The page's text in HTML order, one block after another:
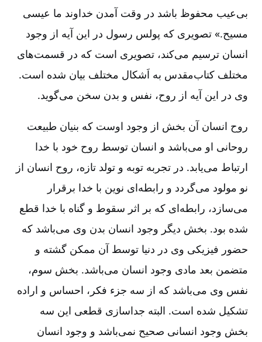
بی‌عیب محفوظ باشد در وقت آمدن خداوند ما عیسی
مسیح‌.» تصویری که پولس رسول در این آیه از وجود
انسان ترسیم می‌کند، تصویری است که در قسمت‌های
مختلف کتاب‌مقدس به اَشکال مختلف بیان شده است‌.
وی در این آیه از روح‌، نفس و بدن سخن می‌گوید.
روح انسان آن بخش از وجود اوست که بنیان طبیعت
روحانی او می‌باشد و انسان توسط روح خود با خدا
ارتباط می‌یابد. در تجربه توبه و تولد تازه‌، روح انسان از
نو مولود می‌گردد و رابطه‌ای نوین با خدا برقرار
می‌سازد، رابطه‌ای که بر اثر سقوط و گناه با خدا قطع
شده بود. بخش دیگر وجود انسان بدن وی می‌باشد که
حضور فیزیکی وی در دنیا توسط آن ممکن گشته و
متضمن بعد مادی وجود انسان می‌باشد. بخش سوم‌،
نفس وی می‌باشد که از سه جزء فکر، احساس و اراده
تشکیل شده است‌. البته جداسازی قطعی این سه
بخش وجود انسانی صحیح نمی‌باشد و وجود انسان